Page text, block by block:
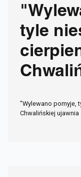
tyle
"Wylewano pomyje,
Chwalińskiej ujawnia